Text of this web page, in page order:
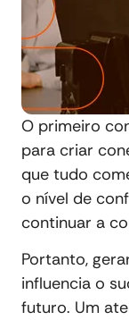
O primeiro
para criar
que tudo
o nível de
continuar a
Portanto,
influencia o
futuro. Um